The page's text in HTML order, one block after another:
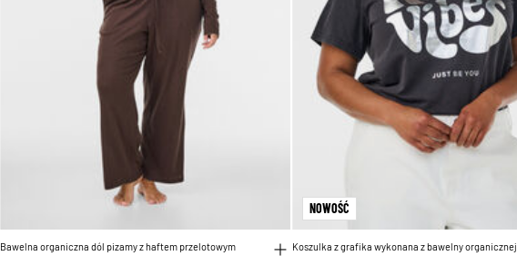
Bawelna organiczna dól pizamy z haftem przelotowym
NOWOŚĆ
Koszulka z grafika wykonana z bawelny organicznej